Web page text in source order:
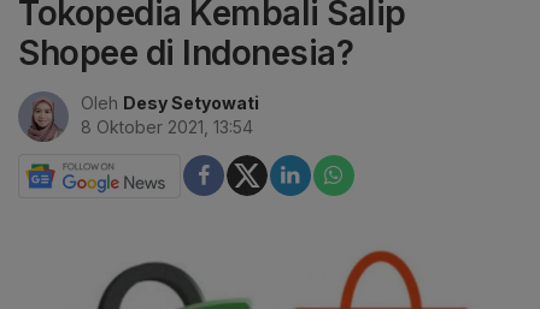
Tokopedia Kembali Salip
Shopee di Indonesia?
Oleh Desy Setyowati
8 Oktober 2021, 13:54